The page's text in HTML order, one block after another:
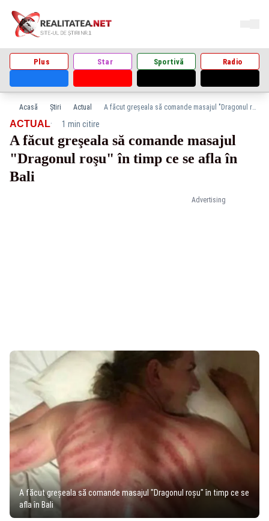
Plus Star Sportivă Radio
Acasă Știri Actual A făcut greşeala să comande masajul "Dragonul roşu" în timp ce se afla în Bali
Advertising
ACTUAL· 1 min citire
A făcut greşeala să comande masajul
"Dragonul roşu" în timp ce se afla în
Bali
A făcut greşeala să comande masajul "Dragonul roşu" în timp ce se
afla în Bali